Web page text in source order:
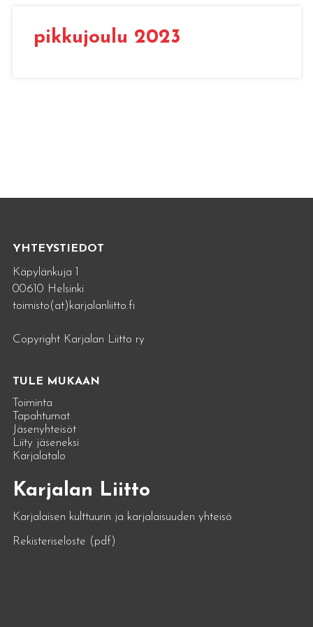
pikkujoulu 2023
YHTEYSTIEDOT
Käpylänkuja 1
00610 Helsinki
toimisto(at)karjalanliitto.fi
Copyright Karjalan Liitto ry
TULE MUKAAN
Toiminta
Tapahtumat
Jäsenyhteisöt
Liity jäseneksi
Karjalatalo
Karjalan Liitto
Karjalaisen kulttuurin ja karjalaisuuden yhteisö
Rekisteriseloste (pdf)